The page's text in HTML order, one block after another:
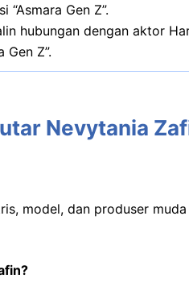
“Asmara Gen Z”.
hubungan dengan aktor
Gen Z”.
Nevytania
model, dan produser